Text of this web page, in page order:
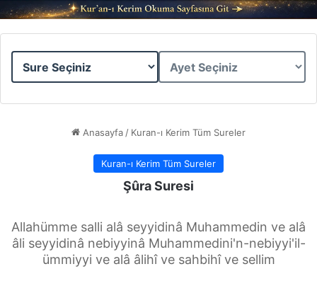
Sure
Ayet
Anasayfa / Kuran-ı Kerim Tüm Sureler
Kuran-ı Kerim Tüm Sureler
Şûra Suresi
Allahümme salli alâ seyyidinâ Muhammedin ve alâ
âli seyyidinâ nebiyyinâ Muhammedini'n-nebiyyi'il-
ümmiyyi ve alâ âlihî ve sahbihî ve sellim